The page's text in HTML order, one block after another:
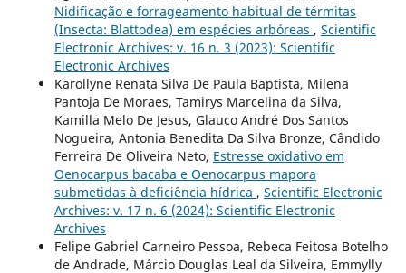
Nidificação e forrageamento habitual de térmitas
(Insecta: Blattodea) em espécies arbóreas , Scientific
Electronic Archives: v. 16 n. 3 (2023): Scientific
Electronic Archives
Karollyne Renata Silva De Paula Baptista, Milena
Pantoja De Moraes, Tamirys Marcelina da Silva,
Kamilla Melo De Jesus, Glauco André Dos Santos
Nogueira, Antonia Benedita Da Silva Bronze, Cândido
Ferreira De Oliveira Neto, Estresse oxidativo em
Oenocarpus bacaba e Oenocarpus mapora
submetidas à deficiência hídrica , Scientific Electronic
Archives: v. 17 n. 6 (2024): Scientific Electronic
Archives
Felipe Gabriel Carneiro Pessoa, Rebeca Feitosa Botelho
de Andrade, Márcio Douglas Leal da Silveira, Emmylly